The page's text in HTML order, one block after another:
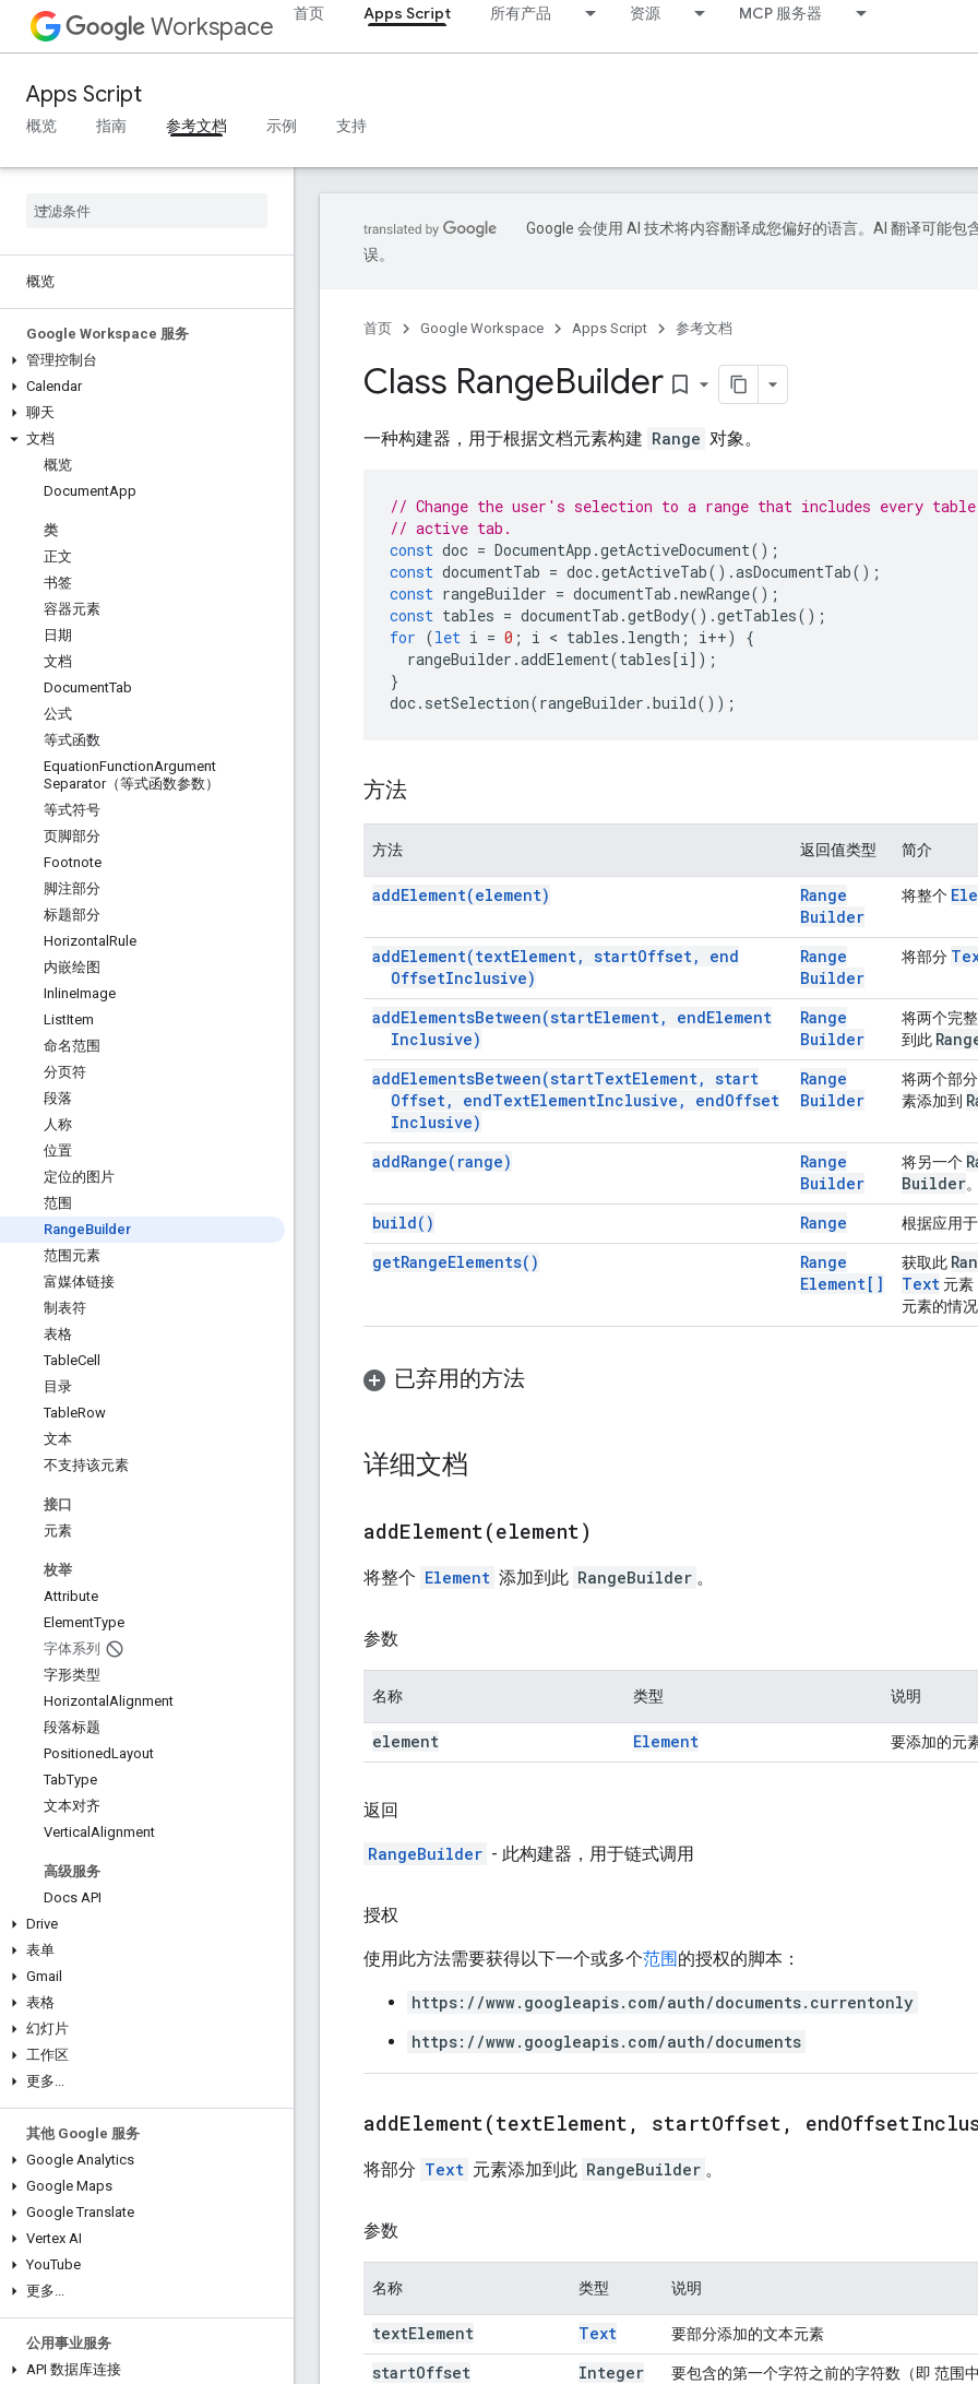
Workspace 首页 Apps Script 所有产品 资源 MCP 服务器
Apps Script
概览 指南 参考文档 示例 支持
概览
Google Workspace 服务
管理控制台
Calendar
聊天
文档
概览
DocumentApp
类
正文
书签
容器元素
日期
文档
DocumentTab
公式
等式函数
EquationFunctionArgument
Separator（等式函数参数）
等式符号
页脚部分
Footnote
脚注部分
标题部分
Horizontal Rule
内嵌绘图
InlineImage
ListItem
命名范围
分页符
段落
人称
位置
定位的图片
范围
RangeBuilder
范围元素
富媒体链接
制表符
表格
TableCell
目录
TableRow
文本
不支持该元素
接口
元素
枚举
Attribute
ElementType
字体系列
字形类型
Horizontal Alignment
段落标题
PositionedLayout
TabType
文本对齐
Vertical Alignment
高级服务
Docs API
Drive
表单
Gmail
表格
幻灯片
工作区
更多...
其他 Google 服务
Google Analytics
Google Maps
Google Translate
Vertex AI
YouTube
更多...
公用事业服务
API 数据库连接
Google 会使用 AI 技术将内容翻译成您偏好的语言。AI 翻译可能包
误。
首页 Google Workspace Apps Script 参考文档
Class RangeBuilder bookmark_border
一种构建器，用于根据文档元素构建 Range 对象。
// Change the user's selection to a range that includes every
// active tab.
const doc = DocumentApp .getActiveDocument();
const documentTab = doc.getActiveTab().asDocumentTab();
const rangeBuilder = documentTab .newRange();
const tables = documentTab .getBody().getTables();
for (let i = 0 ; i < tables . length ; i++)
{
rangeBuilder .addElement(tables[i]);
}
doc. setSelection(rangeBuilder .build());
方法
方法 返回值类型 简介
addElement(element)
Range
Builder
将整个
addElement(textElement, startOffset,
end
OffsetInclusive)
Range
Builder
将部分
addElementsBetween(startElement, endElement
Inclusive)
Range
Builder
将两个完
到此
addElementsBetween(startTextElement, start
Offset, endTextElementInclusive , endOffset
Inclusive)
Range
Builder
将两个部
素添加到
addRange( range)
Range
Builder
将另一个
Builder
build( ) Range 根据应用
getRangeElements( )
Range
Element[]
获取此
Text 元
元素的情
已弃用的方法
详细文档
addElement(element)
将整个 Element 添加到此 RangeBuilder 。
参数
名称 类型 说明
element Element 要添加的元
返回
RangeBuilder - 此构建器，用于链式调用
授权
使用此方法需要获得以下一个或多个范围的授权的脚本：
https://www.googleapis.com/auth/documents.currentonly
https://www.googleapis.com/auth/documents
addElement(textElement , startOffset , endOffset
将部分 Text 元素添加到此 RangeBuilder 。
参数
名称 类型 说明
textElement Text 要部分添加的文本元素
startOffset Integer 要包含的第一个字符之前的字符数（即 范围